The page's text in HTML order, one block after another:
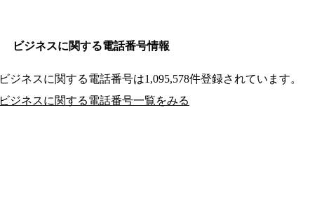
ビジネスに関する電話番号情報
ビジネスに関する電話番号は1,095,578件登録されています。
ビジネスに関する電話番号一覧をみる